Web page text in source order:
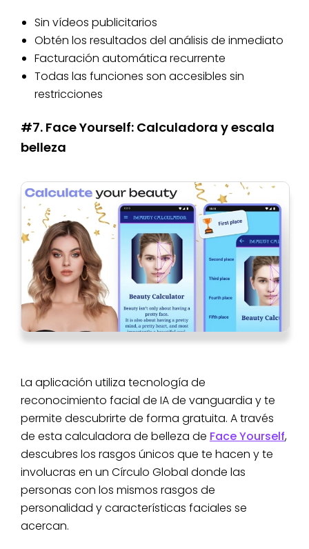
Sin vídeos publicitarios
Obtén los resultados del análisis de inmediato
Facturación automática recurrente
Todas las funciones son accesibles sin
restricciones
#7. Face Yourself: Calculadora y escala
belleza
La aplicación utiliza tecnología de
reconocimiento facial de IA de vanguardia y te
permite descubrirte de forma gratuita. A través
de esta calculadora de belleza de Face Yourself,
descubres los rasgos únicos que te hacen y te
involucras en un Círculo Global donde las
personas con los mismos rasgos de
personalidad y características faciales se
acercan.